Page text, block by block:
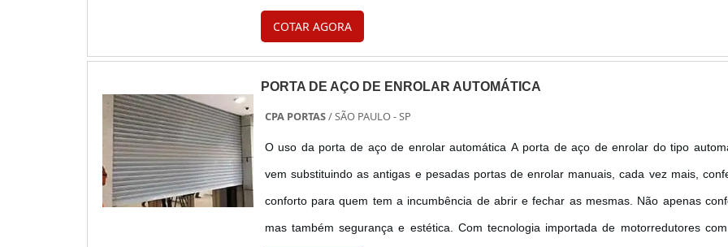
principalmente em armazenagem frigorífica, pode-se reduzir custos de energia,
cadeia d...
COTAR AGORA
PORTA DE AÇO DE ENROLAR AUTOMÁTICA
CPA PORTAS/ SÃO PAULO - SP
O uso da porta de aço de enrolar automática A porta de aço de enrolar do tipo
vem substituindo as antigas e pesadas portas de enrolar manuais, cada vez mais,
conforto para quem tem a incumbência de abrir e fechar as mesmas. Não apenas
mas também segurança e estética. Com tecnologia importada de motorredutores com